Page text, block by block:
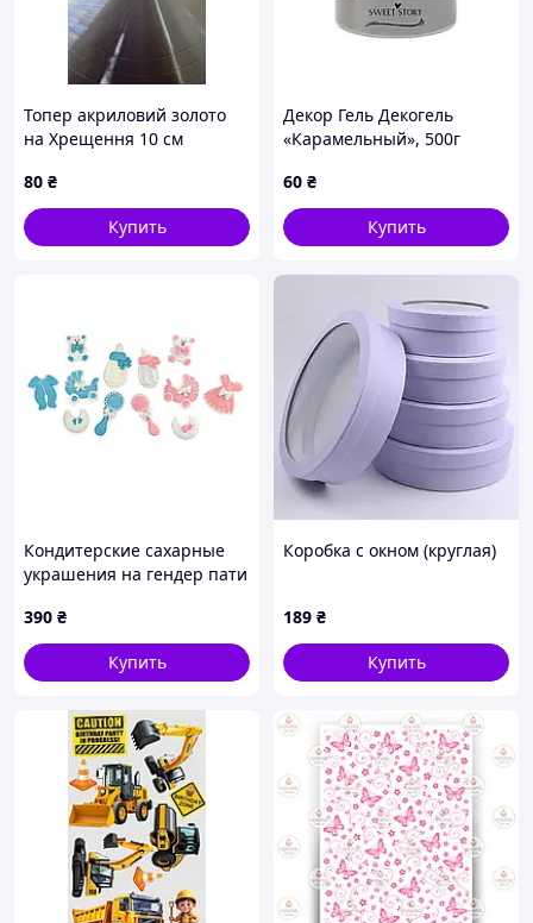
Топер акриловий золото
на Хрещення 10 см
80 ₴
Купить
Декор Гель Декогель
«Карамельный», 500г
60 ₴
Купить
Кондитерские сахарные
украшения на гендер пати
сахарный набор сладо для
гендер торта, 12
элементов
390 ₴
Купить
Коробка с окном (круглая)
189 ₴
Купить